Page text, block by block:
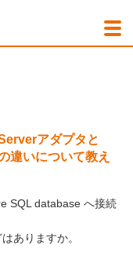
アダプタと
違いについて教え
SQL database へ接続
ありますか。